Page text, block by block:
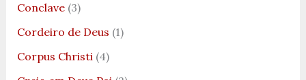
Conclave(3)
Cordeiro de Deus (1)
Corpus Christi(4)